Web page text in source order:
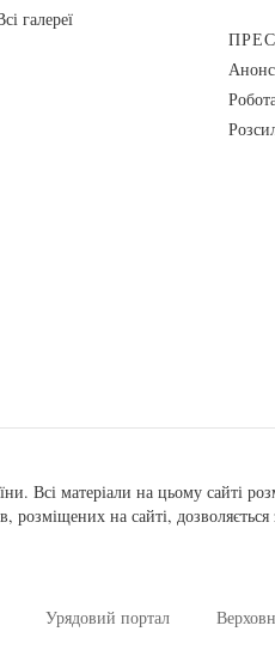
галереї
Всі матеріали на цьому сайті
розміщених на сайті,
Урядовий портал